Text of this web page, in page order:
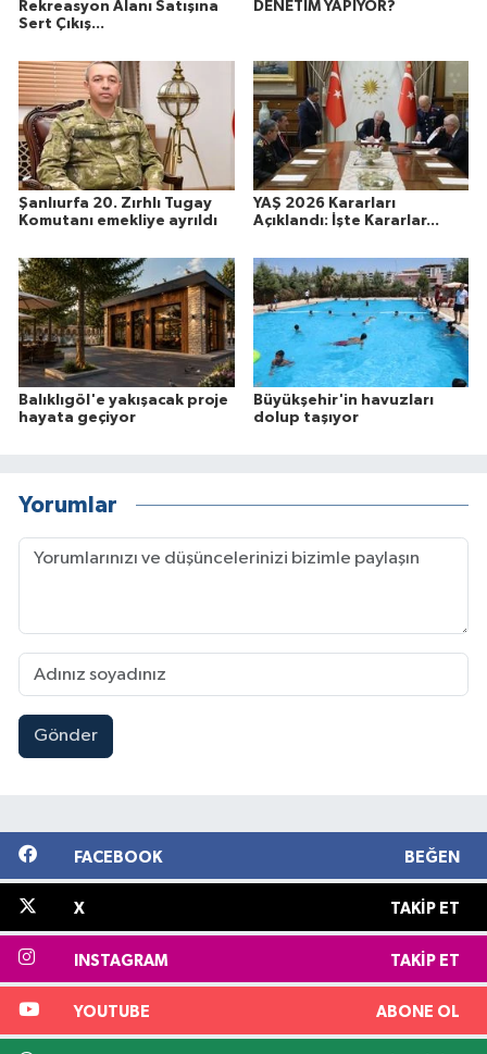
Rekreasyon Alanı Satışına
Sert Çıkış...
DENETİM YAPIYOR?
Şanlıurfa 20. Zırhlı Tugay
Komutanı emekliye ayrıldı
YAŞ 2026 Kararları
Açıklandı: İşte Kararlar...
Balıklıgöl'e yakışacak proje
hayata geçiyor
Büyükşehir'in havuzları
dolup taşıyor
Yorumlar
Gönder
FACEBOOK BEĞEN
X TAKIP ET
INSTAGRAM TAKIP ET
YOUTUBE ABONE OL